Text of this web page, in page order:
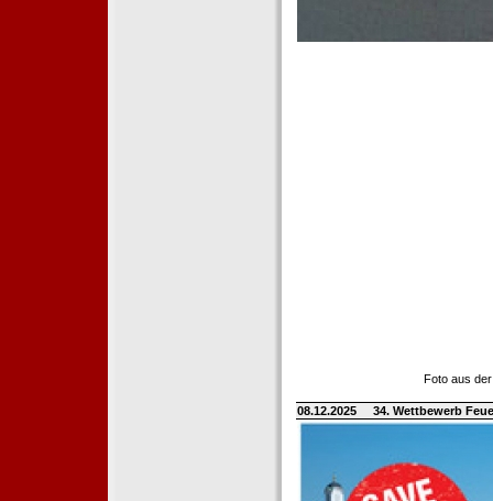
Foto aus
08.12.2025 34. Wettbewerb